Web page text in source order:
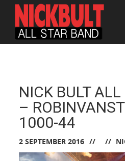
NICK BULT
–
1000-44
2 SEPTEMBER 2016